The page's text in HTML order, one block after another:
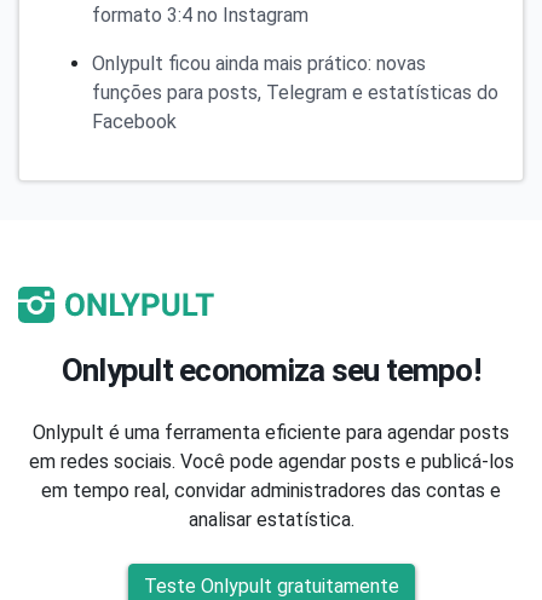
formato 3:4 no Instagram
Onlypult ficou ainda mais prático: novas
funções para posts, Telegram e estatísticas do
Facebook
Onlypult economiza seu tempo!
Onlypult é uma ferramenta eficiente para agendar posts
em redes sociais. Você pode agendar posts e publicá-los
em tempo real, convidar administradores das contas e
analisar estatística.
Teste Onlypult gratuitamente